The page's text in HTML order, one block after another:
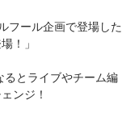
フール企画で登場した
！」
るとライブやチーム編
ンジ！